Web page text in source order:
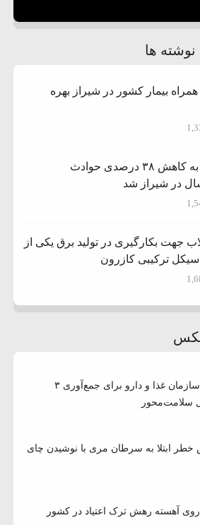
ها
بیمار کشور در شیراز بهره
فرهنگ سازی منجر به کاهش ۳۸ درصدی حوادث
در شیراز شد
جهت بکارگیری در تولید برق یکی از
سیکل ترکیبی کازرون
عکس
دستور سازمان غذا و دارو برای جمع‌آوری ۳
سلامت‌محور
خطر ابتلا به سرطان مری با نوشیدن چای
آهسته رهش ترک اعتیاد در کشور